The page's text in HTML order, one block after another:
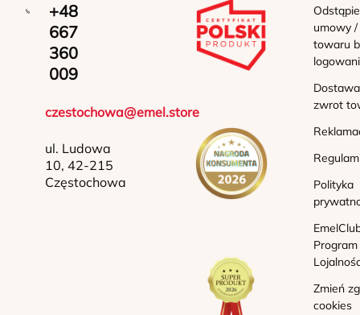
+48
667
360
009
czestochowa@emel.store
ul. Ludowa
10, 42-215
Częstochowa
umowy
towaru
zwrot
Polityka
Program
Zmień
cookies